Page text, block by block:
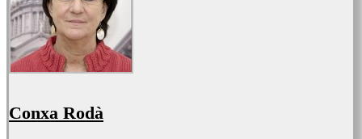
Conxa Rodà